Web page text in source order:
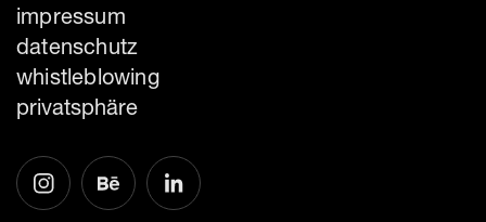
impressum
datenschutz
whistleblowing
privatsphäre